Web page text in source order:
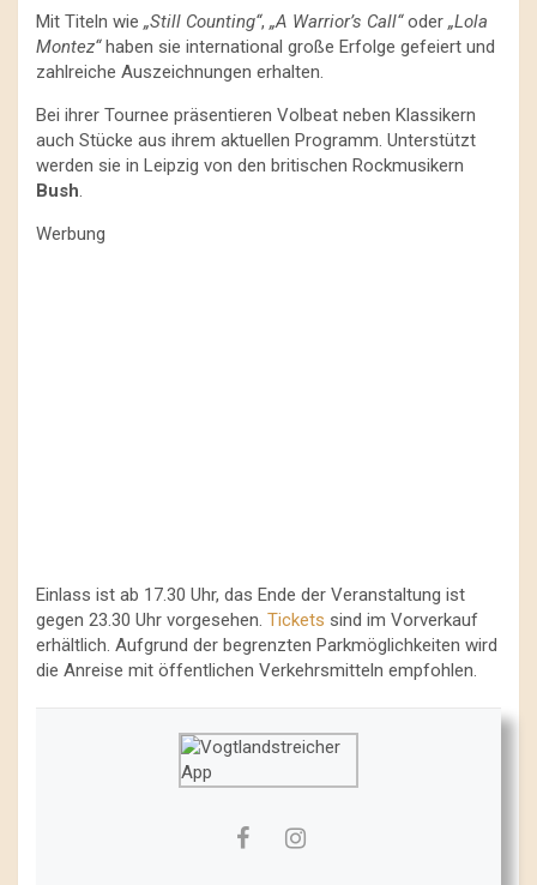
Mit Titeln wie „Still Counting“, „A Warrior’s Call“oder „Lola
Montez“haben sie international große Erfolge gefeiert und
zahlreiche Auszeichnungen erhalten.
Bei ihrer Tournee präsentieren Volbeat neben Klassikern
auch Stücke aus ihrem aktuellen Programm. Unterstützt
werden sie in Leipzig von den britischen Rockmusikern
Bush.
Werbung
Einlass ist ab 17.30 Uhr, das Ende der Veranstaltung ist
gegen 23.30 Uhr vorgesehen. Tickets sind im Vorverkauf
erhältlich. Aufgrund der begrenzten Parkmöglichkeiten wird
die Anreise mit öffentlichen Verkehrsmitteln empfohlen.